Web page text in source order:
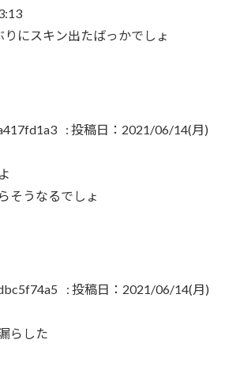
にスキン出たばっかでしょ
: 投稿日：2021/06/14(月)
そうなるでしょ
: 投稿日：2021/06/14(月)
らした